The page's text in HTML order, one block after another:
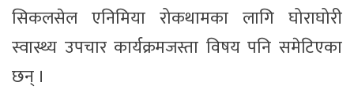
सिकलसेल एनिमिया रोकथामका लागि घोराघोरी
स्वास्थ्य उपचार कार्यक्रमजस्ता विषय पनि समेटिएका
छन् ।